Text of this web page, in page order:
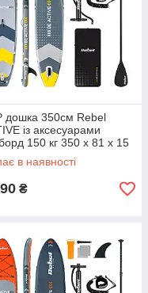
дошка 350см Rebel
із аксесуарами
150 кг 350 x 81 х 15
в наявності
₴